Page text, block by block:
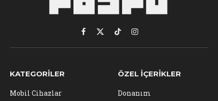
Facebook
X
(Twitter)
TikTokInstagram
KATEGORILER
Mobil Cihazlar
ÖZEL İÇERIKLER
Donanım